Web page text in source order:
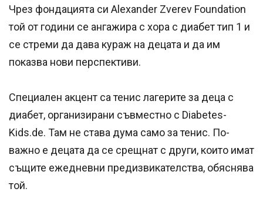
Чрез фондацията си Alexander Zverev Foundation
той от години се ангажира с хора с диабет тип 1 и
се стреми да дава кураж на децата и да им
показва нови перспективи.
Специален акцент са тенис лагерите за деца с
диабет, организирани съвместно с Diabetes-
Kids.de. Там не става дума само за тенис. По-
важно е децата да се срещнат с други, които имат
същите ежедневни предизвикателства, обяснява
той.